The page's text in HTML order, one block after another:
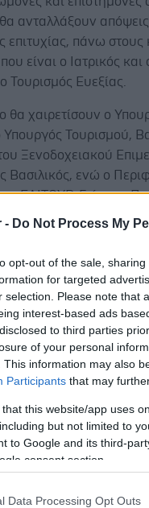
- Do Not Process My
opt-out of the sale,
for targeted
selection. Please note that
interest-based ads
to third parties
of your personal
This information may also
Participants that may
that this website/app uses
but not limited to
to Google and its third-
consent section.
Data Processing Opt Outs
ανταλλάξουν
επιτυχίας, πάνω
είναι ο Ιατρικός
Τουρισμός Ευεξίας.
θα χαιρετίσουν ο
Τουρισμού,
Ξενοδοχειακού
Βασιλικός, ενώ ο
ΕΛΙΤΟΥΡ, Γιώργος
εργασιών του
Ομότιμος Καθηγητής
Τούντας, θα μας
την υγεία και την
πολλές άλλες, οι
Officer, Market
Organization
Healthcare